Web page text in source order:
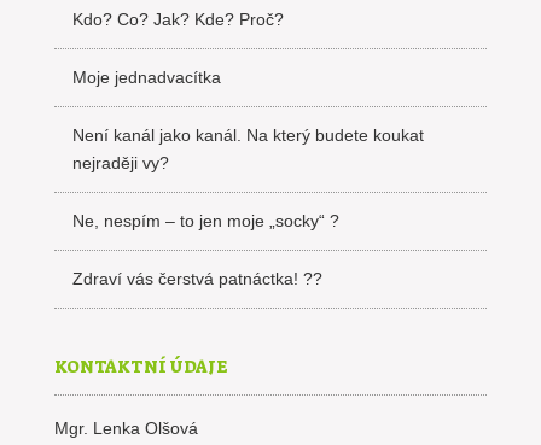
Kdo? Co? Jak? Kde? Proč?
Moje jednadvacítka
Není kanál jako kanál. Na který budete koukat
nejraději vy?
Ne, nespím – to jen moje „socky“ ?
Zdraví vás čerstvá patnáctka! ??
KONTAKTNÍ ÚDAJE
Mgr. Lenka Olšová